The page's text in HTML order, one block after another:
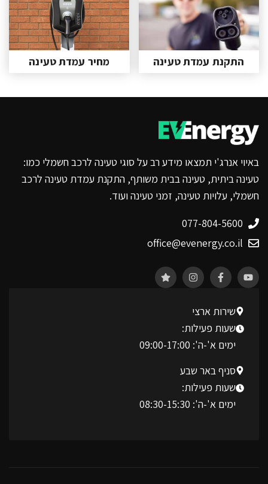
התקנת עמדת טעינה מחיר עמדת טעינה
באיוי אנרג'י תמצאו מידע רב על סוגי טעינה לרכב חשמלי כמו:
טעינה ביתית, טעינה בבית משותף, התקנת עמדת טעינה לרכב
חשמלי, עלויות טעינה, זמני טעינה ועוד.
077-804-5600
office@evenergy.co.il
שירות ארצי
שעות פעילות:
ימים א'-ה': 09:00-17:00
סניף באר שבע
שעות פעילות:
ימים א'-ה': 08:30-15:30